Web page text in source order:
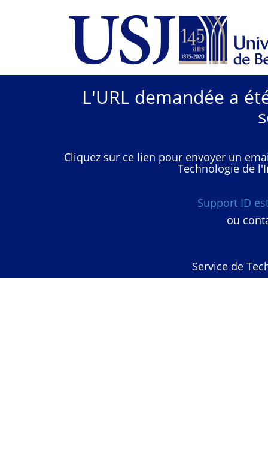
L'URL demandée a
Cliquez sur ce lien pour envoyer un
Technologie de
Support ID
ou
Service de